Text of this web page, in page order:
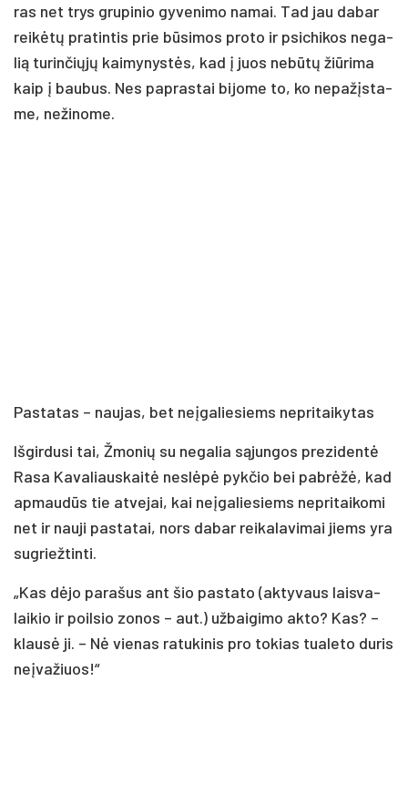
ras net trys gru­pi­nio gy­ve­ni­mo na­mai. Tad jau da­bar
rei­kė­tų pra­tin­tis prie bū­si­mos pro­to ir psi­chi­kos ne­ga­
lią tu­rin­čių­jų kai­my­nys­tės, kad į juos ne­bū­tų žiū­ri­ma
kaip į bau­bus. Nes pa­pras­tai bi­jo­me to, ko ne­pa­žįs­ta­
me, ne­ži­no­me.
Pas­ta­tas – nau­jas, bet neį­ga­lie­siems ne­pri­tai­ky­tas
Iš­gir­du­si tai, Žmo­nių su ne­ga­lia są­jun­gos pre­zi­den­tė
Ra­sa Ka­va­liaus­kai­tė ne­slė­pė pyk­čio bei pa­brė­žė, kad
ap­mau­dūs tie at­ve­jai, kai neį­ga­lie­siems ne­pri­tai­ko­mi
net ir nau­ji pa­sta­tai, nors da­bar rei­ka­la­vi­mai jiems yra
su­griež­tin­ti.
„Kas dė­jo pa­ra­šus ant šio pa­sta­to (ak­ty­vaus lais­va­
lai­kio ir poil­sio zo­nos – aut.) už­bai­gi­mo ak­to? Kas? –
klau­sė ji. – Nė vie­nas ra­tu­ki­nis pro to­kias tua­le­to du­ris
neį­va­žiuos!“